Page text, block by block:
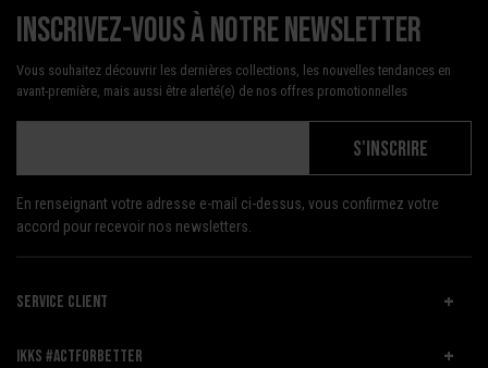
Inscrivez-vous à notre newsletter
Vous souhaitez découvrir les dernières collections, les nouvelles tendances en
avant-première, mais aussi être alerté(e) de nos offres promotionnelles
S'INSCRIRE
En renseignant votre adresse e-mail ci-dessus, vous confirmez votre
accord pour recevoir nos newsletters.
SERVICE CLIENT
IKKS #ACTFORBETTER